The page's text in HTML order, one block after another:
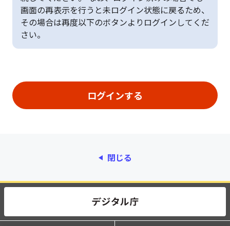
画面の再表示を行うと未ログイン状態に戻るため、
その場合は再度以下のボタンよりログインしてくだ
さい。
閉じる